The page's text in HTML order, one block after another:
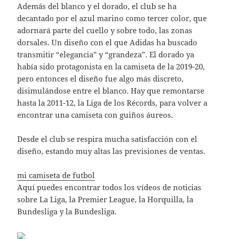
Además del blanco y el dorado, el club se ha
decantado por el azul marino como tercer color, que
adornará parte del cuello y sobre todo, las zonas
dorsales. Un diseño con el que Adidas ha buscado
transmitir “elegancia” y “grandeza”. El dorado ya
había sido protagonista en la camiseta de la 2019-20,
pero entonces el diseño fue algo más discreto,
disimulándose entre el blanco. Hay que remontarse
hasta la 2011-12, la Liga de los Récords, para volver a
encontrar una camiseta con guiños áureos.
Desde el club se respira mucha satisfacción con el
diseño, estando muy altas las previsiones de ventas.
mi camiseta de futbol
Aquí puedes encontrar todos los vídeos de noticias
sobre La Liga, la Premier League, la Horquilla, la
Bundesliga y la Bundesliga.